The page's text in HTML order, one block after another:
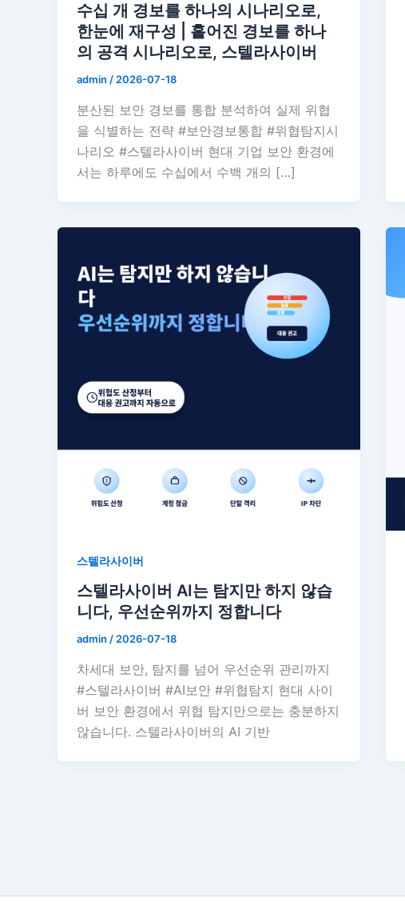
수십 개 경보를 하나의 시나리오로,
한눈에 재구성 | 흩어진 경보를 하나
의 공격 시나리오로, 스텔라사이버
admin /2026-07-18
분산된 보안 경보를 통합 분석하여 실제 위협
을 식별하는 전략 #보안경보통합 #위협탐지시
나리오 #스텔라사이버 현대 기업 보안 환경에
서는 하루에도 수십에서 수백 개의 […]
스텔라사이버
스텔라사이버 AI는 탐지만 하지 않습
니다, 우선순위까지 정합니다
admin /2026-07-18
차세대 보안, 탐지를 넘어 우선순위 관리까지
#스텔라사이버 #AI보안 #위협탐지 현대 사이
버 보안 환경에서 위협 탐지만으로는 충분하지
않습니다. 스텔라사이버의 AI 기반